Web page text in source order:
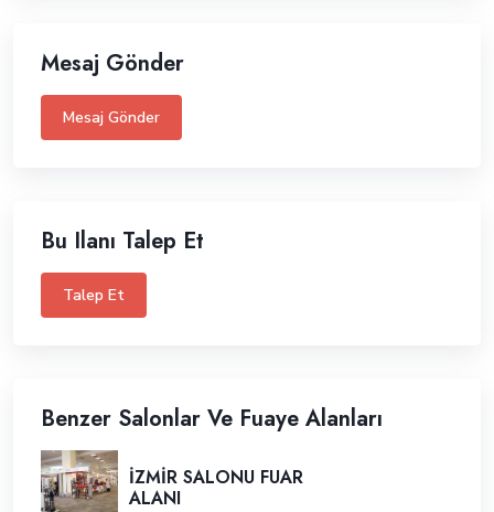
Mesaj Gönder
Mesaj Gönder
Bu Ilanı Talep Et
Talep Et
Benzer Salonlar Ve Fuaye Alanları
İZMİR SALONU FUAR
ALANI